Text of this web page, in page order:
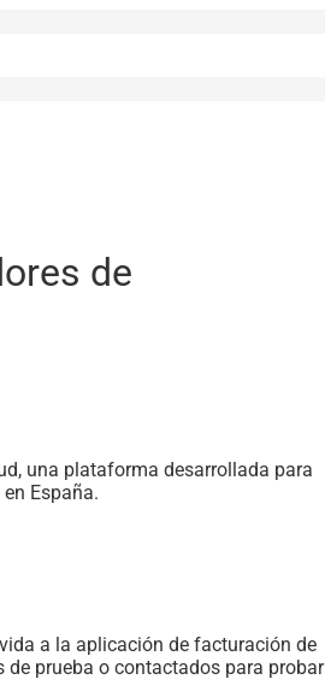
de
una plataforma desarrollada para
España.
a la aplicación de facturación de
de prueba o contactados para probar